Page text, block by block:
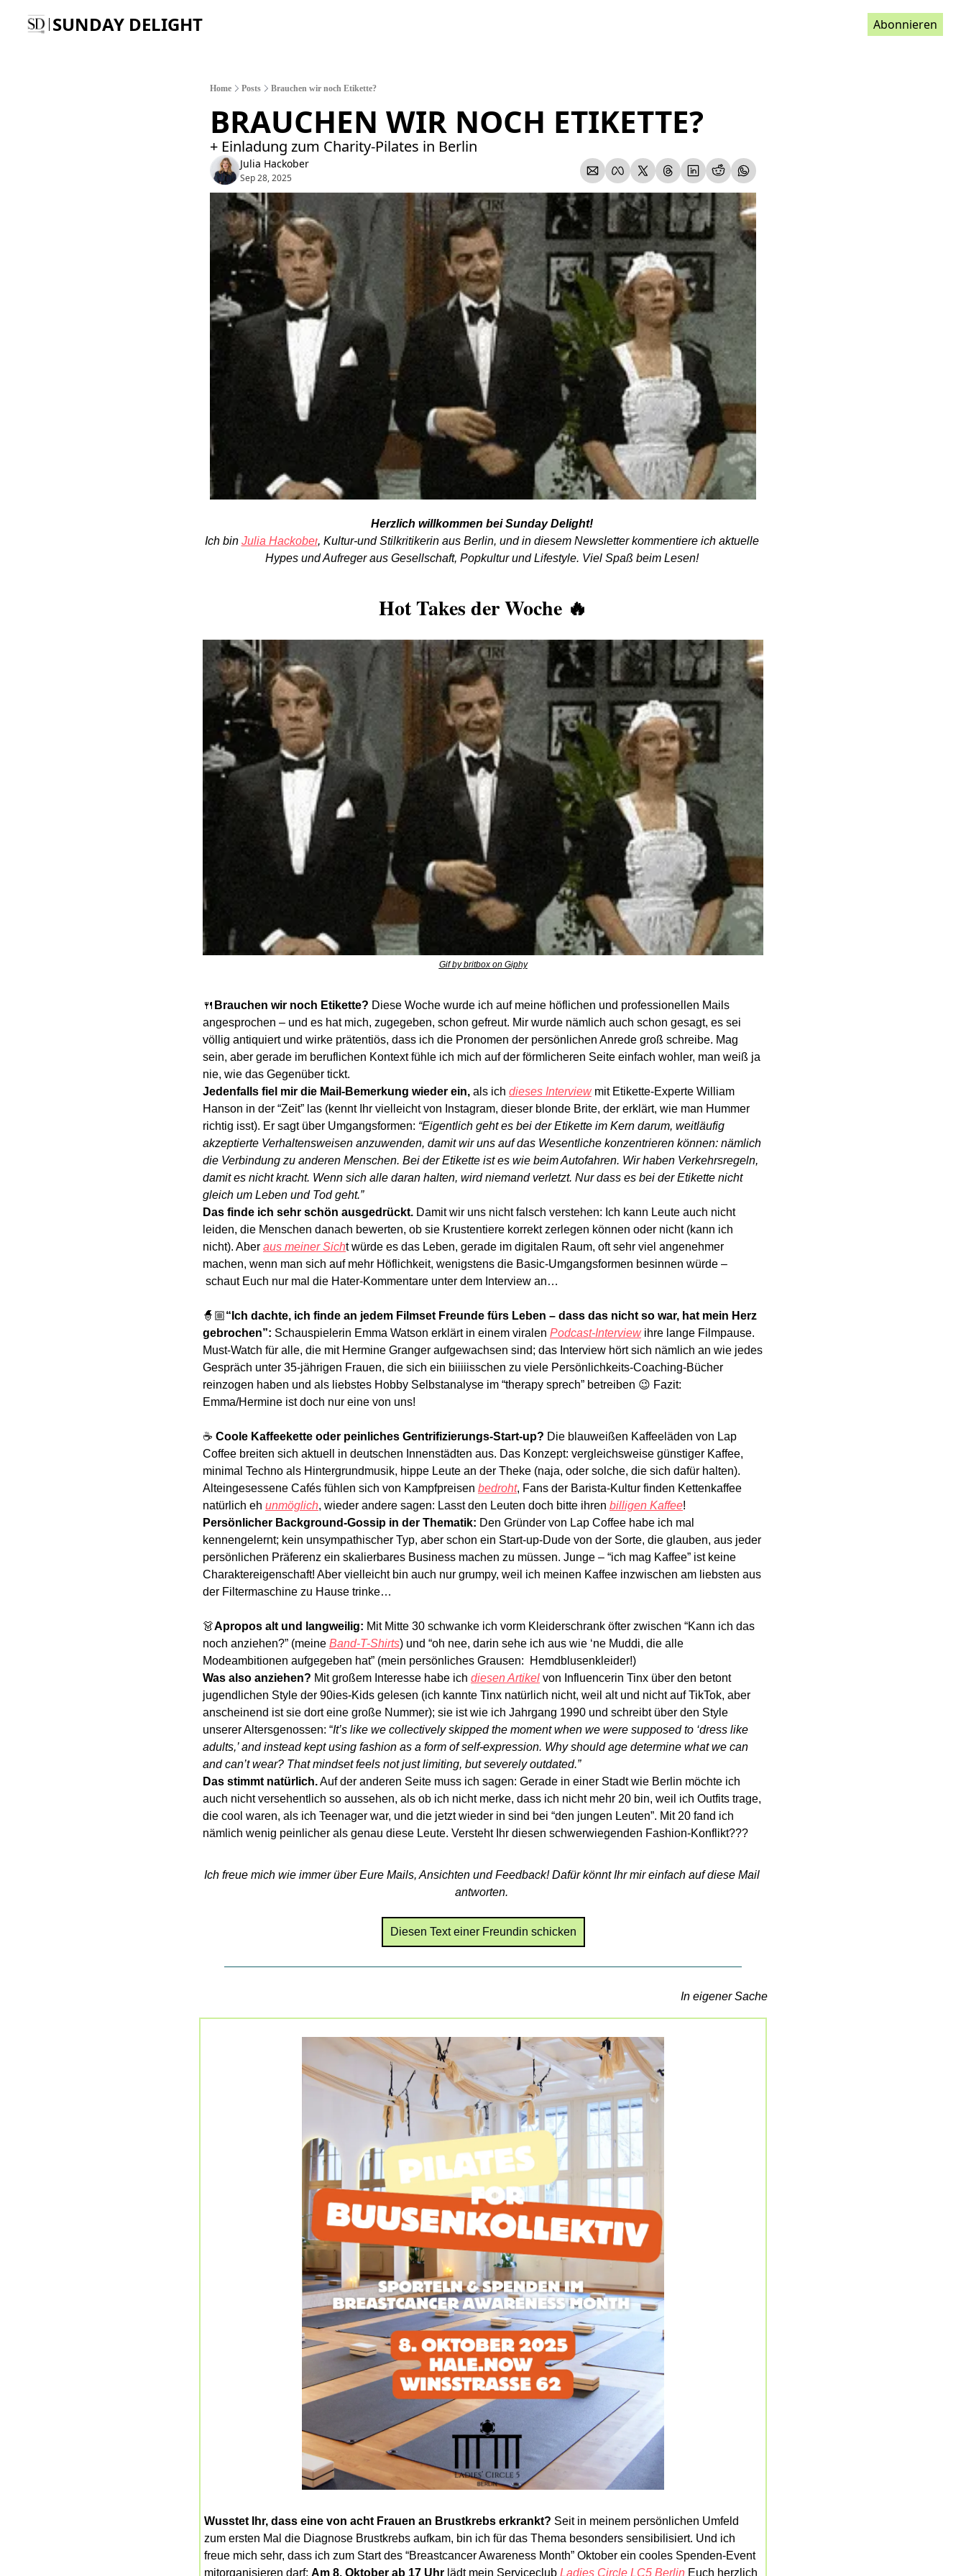
SUNDAY DELIGHT Abonnieren
Home Posts Brauchen wir noch Etikette?
BRAUCHEN WIR NOCH ETIKETTE?
+ Einladung zum Charity-Pilates in Berlin
Julia Hackober
Sep 28, 2025
Herzlich willkommen bei Sunday Delight!
Ich bin Julia Hackober, Kultur-und Stilkritikerin aus Berlin, und in diesem Newsletter kommentiere ich aktuelle
Hypes und Aufreger aus Gesellschaft, Popkultur und Lifestyle. Viel Spaß beim Lesen!
Hot Takes der Woche 🔥
Gif by britbox on Giphy
🍴 Brauchen wir noch Etikette? Diese Woche wurde ich auf meine höflichen und professionellen Mails
angesprochen – und es hat mich, zugegeben, schon gefreut. Mir wurde nämlich auch schon gesagt, es sei
völlig antiquiert und wirke prätentiös, dass ich die Pronomen der persönlichen Anrede groß schreibe. Mag
sein, aber gerade im beruflichen Kontext fühle ich mich auf der förmlicheren Seite einfach wohler, man weiß ja
nie, wie das Gegenüber tickt.
Jedenfalls fiel mir die Mail-Bemerkung wieder ein, als ich dieses Interview mit Etikette-Experte William
Hanson in der “Zeit” las (kennt Ihr vielleicht von Instagram, dieser blonde Brite, der erklärt, wie man Hummer
richtig isst). Er sagt über Umgangsformen: “Eigentlich geht es bei der Etikette im Kern darum, weitläufig
akzeptierte Verhaltensweisen anzuwenden, damit wir uns auf das Wesentliche konzentrieren können: nämlich
die Verbindung zu anderen Menschen. Bei der Etikette ist es wie beim Autofahren. Wir haben Verkehrsregeln,
damit es nicht kracht. Wenn sich alle daran halten, wird niemand verletzt. Nur dass es bei der Etikette nicht
gleich um Leben und Tod geht.”
Das finde ich sehr schön ausgedrückt. Damit wir uns nicht falsch verstehen: Ich kann Leute auch nicht
leiden, die Menschen danach bewerten, ob sie Krustentiere korrekt zerlegen können oder nicht (kann ich
nicht). Aber aus meiner Sicht würde es das Leben, gerade im digitalen Raum, oft sehr viel angenehmer
machen, wenn man sich auf mehr Höflichkeit, wenigstens die Basic-Umgangsformen besinnen würde –
schaut Euch nur mal die Hater-Kommentare unter dem Interview an…
🧙🏼“Ich dachte, ich finde an jedem Filmset Freunde fürs Leben – dass das nicht so war, hat mein Herz
gebrochen”: Schauspielerin Emma Watson erklärt in einem viralen Podcast-Interview ihre lange Filmpause.
Must-Watch für alle, die mit Hermine Granger aufgewachsen sind; das Interview hört sich nämlich an wie jedes
Gespräch unter 35-jährigen Frauen, die sich ein biiiiisschen zu viele Persönlichkeits-Coaching-Bücher
reinzogen haben und als liebstes Hobby Selbstanalyse im “therapy sprech” betreiben 😉 Fazit:
Emma/Hermine ist doch nur eine von uns!
☕ Coole Kaffeekette oder peinliches Gentrifizierungs-Start-up? Die blauweißen Kaffeeläden von Lap
Coffee breiten sich aktuell in deutschen Innenstädten aus. Das Konzept: vergleichsweise günstiger Kaffee,
minimal Techno als Hintergrundmusik, hippe Leute an der Theke (naja, oder solche, die sich dafür halten).
Alteingesessene Cafés fühlen sich von Kampfpreisen bedroht, Fans der Barista-Kultur finden Kettenkaffee
natürlich eh unmöglich, wieder andere sagen: Lasst den Leuten doch bitte ihren billigen Kaffee!
Persönlicher Background-Gossip in der Thematik: Den Gründer von Lap Coffee habe ich mal
kennengelernt; kein unsympathischer Typ, aber schon ein Start-up-Dude von der Sorte, die glauben, aus jeder
persönlichen Präferenz ein skalierbares Business machen zu müssen. Junge – “ich mag Kaffee” ist keine
Charaktereigenschaft! Aber vielleicht bin auch nur grumpy, weil ich meinen Kaffee inzwischen am liebsten aus
der Filtermaschine zu Hause trinke…
👗Apropos alt und langweilig: Mit Mitte 30 schwanke ich vorm Kleiderschrank öfter zwischen “Kann ich das
noch anziehen?” (meine Band-T-Shirts) und “oh nee, darin sehe ich aus wie ‘ne Muddi, die alle
Modeambitionen aufgegeben hat” (mein persönliches Grausen:  Hemdblusenkleider!)
Was also anziehen? Mit großem Interesse habe ich diesen Artikel von Influencerin Tinx über den betont
jugendlichen Style der 90ies-Kids gelesen (ich kannte Tinx natürlich nicht, weil alt und nicht auf TikTok, aber
anscheinend ist sie dort eine große Nummer); sie ist wie ich Jahrgang 1990 und schreibt über den Style
unserer Altersgenossen: “It’s like we collectively skipped the moment when we were supposed to ‘dress like
adults,’ and instead kept using fashion as a form of self-expression. Why should age determine what we can
and can’t wear? That mindset feels not just limiting, but severely outdated.”
Das stimmt natürlich. Auf der anderen Seite muss ich sagen: Gerade in einer Stadt wie Berlin möchte ich
auch nicht versehentlich so aussehen, als ob ich nicht merke, dass ich nicht mehr 20 bin, weil ich Outfits trage,
die cool waren, als ich Teenager war, und die jetzt wieder in sind bei “den jungen Leuten”. Mit 20 fand ich
nämlich wenig peinlicher als genau diese Leute. Versteht Ihr diesen schwerwiegenden Fashion-Konflikt???
Ich freue mich wie immer über Eure Mails, Ansichten und Feedback! Dafür könnt Ihr mir einfach auf diese Mail
antworten.
Diesen Text einer Freundin schicken
In eigener Sache
Wusstet Ihr, dass eine von acht Frauen an Brustkrebs erkrankt? Seit in meinem persönlichen Umfeld
zum ersten Mal die Diagnose Brustkrebs aufkam, bin ich für das Thema besonders sensibilisiert. Und ich
freue mich sehr, dass ich zum Start des “Breastcancer Awareness Month” Oktober ein cooles Spenden-Event
mitorganisieren darf: Am 8. Oktober ab 17 Uhr lädt mein Serviceclub Ladies Circle LC5 Berlin Euch herzlich